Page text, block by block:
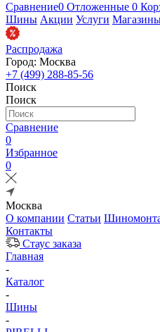
Сравнение0 Отложенные 0
Шины Акции Услуги
Распродажа
Город: Москва
+7 (499) 288-85-56
Поиск
Поиск
Сравнение
0
Избранное
0
Москва
О компании Статьи
Контакты
Стаус заказа
Главная
-
Каталог
-
Шины
-